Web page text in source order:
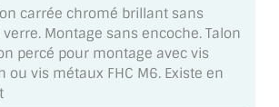
DE COULEUR
EN MOZAÏQUE
carrée chromé brillant sans
Montage sans encoche. Talon
percé pour montage avec vis
vis métaux FHC M6. Existe en